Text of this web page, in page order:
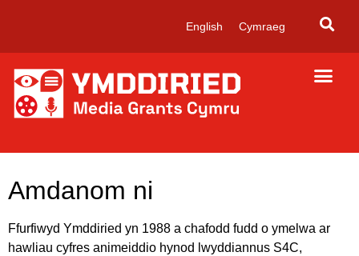
English Cymraeg
Amdanom ni
Ffurfiwyd Ymddiried yn 1988 a chafodd fudd o ymelwa ar
hawliau cyfres animeiddio hynod lwyddiannus S4C,